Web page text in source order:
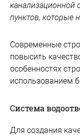
канализационной
пунктов, которые
Современные
повысить
особенностях
использованием
Система
Для создания